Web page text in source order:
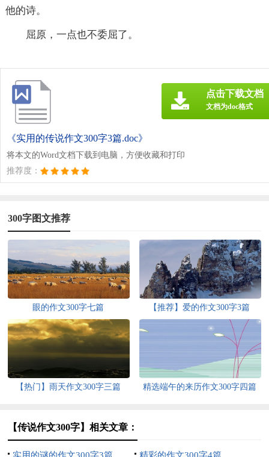
他的诗。
屈原，一点也不委屈了。
《实用的传说作文300字3篇.doc》
将本文的Word文档下载到电脑，方便收藏和打印
推荐度：
点击下载文档
文档为doc格式
300字图文推荐
眼的作文300字七篇 【推荐】爱的作文300字3篇
【热门】雨天作文300字三篇 精选端午的来历作文300字四篇
【传说作文300字】相关文章：
实用的谜的作文300字3篇 精彩的作文300字4篇